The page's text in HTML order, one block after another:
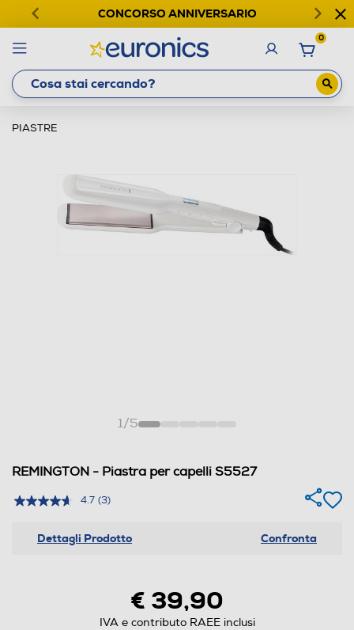
CONCORSO ANNIVERSARIO
0
PIASTRE
1/5
REMINGTON - Piastra per capelli S5527
4.7 (3)
Dettagli Prodotto Confronta
€ 39,90
IVA e contributo RAEE inclusi